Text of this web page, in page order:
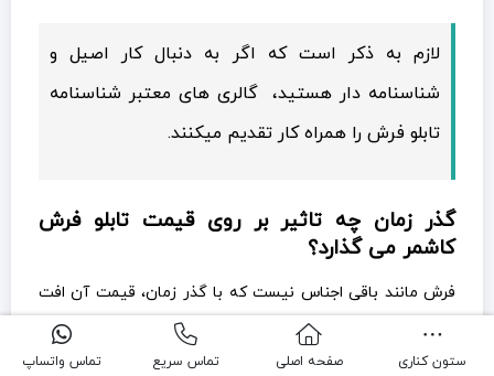
لازم به ذکر است که اگر به دنبال کار اصیل و
شناسنامه دار هستید، گالری های معتبر شناسنامه
تابلو فرش را همراه کار تقدیم میکنند.
گذر زمان چه تاثیر بر روی قیمت تابلو فرش
کاشمر می گذارد؟
فرش مانند باقی اجناس نیست که با گذر زمان، قیمت آن افت
پیدا کند. برعکس هر چه از قدمت یک فرش بگذرد ارزش آن
ستون کناری صفحه اصلی تماس سریع تماس واتساپ